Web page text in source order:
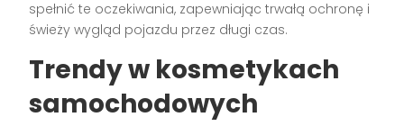
spełnić te oczekiwania, zapewniając trwałą ochronę i
świeży wygląd pojazdu przez długi czas.
Trendy w kosmetykach
samochodowych